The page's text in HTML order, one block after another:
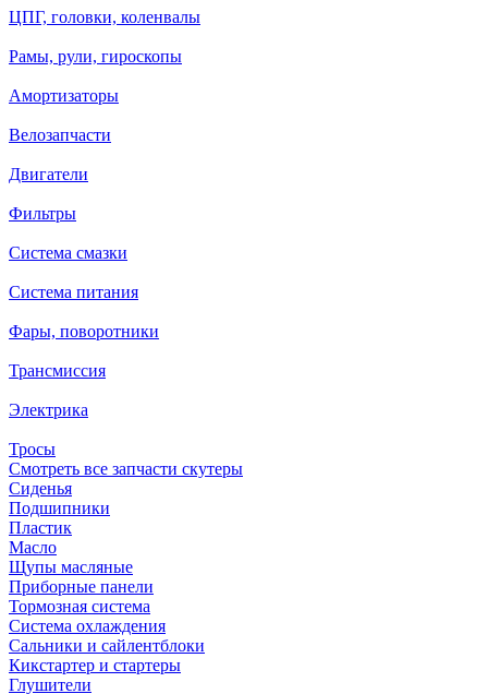
ЦПГ, головки, коленвалы
Рамы, рули, гироскопы
Амортизаторы
Велозапчасти
Двигатели
Фильтры
Система смазки
Система питания
Фары, поворотники
Трансмиссия
Электрика
Тросы
Смотреть все запчасти скутеры
Сиденья
Подшипники
Пластик
Масло
Щупы масляные
Приборные панели
Тормозная система
Система охлаждения
Сальники и сайлентблоки
Кикстартер и стартеры
Глушители